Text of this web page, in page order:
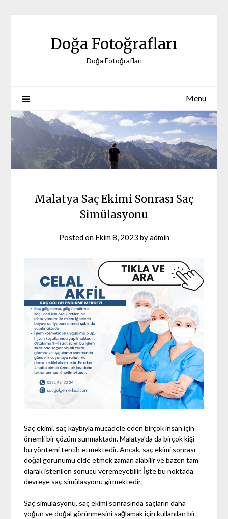
Doğa Fotoğrafları
Doğa Fotoğrafları
Menu
Malatya Saç Ekimi Sonrası Saç
Simülasyonu
Posted on Ekim 8, 2023 byadmin
Saç ekimi, saç kaybıyla mücadele eden birçok insan için
önemli bir çözüm sunmaktadır. Malatya’da da birçok kişi
bu yöntemi tercih etmektedir. Ancak, saç ekimi sonrası
doğal görünümü elde etmek zaman alabilir ve bazen tam
olarak istenilen sonucu veremeyebilir. İşte bu noktada
devreye saç simülasyonu girmektedir.
Saç simülasyonu, saç ekimi sonrasında saçların daha
yoğun ve doğal görünmesini sağlamak için kullanılan bir